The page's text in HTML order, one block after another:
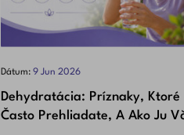
Dátum: 9 Jun 2026
Dehydratácia: Príznaky, Ktoré
Často Prehliadate, A Ako Ju